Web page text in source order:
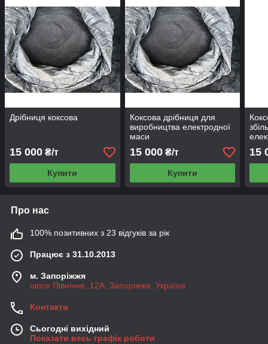
Дрібниця коксова
15 000 ₴/т
Купити
Коксова дрібниця для
виробництва електродної
маси
15 000₴/т
Купити
15
Про нас
100% позитивних з 23 відгуків за рік
Працює з 31.10.2013
м. Запоріжжя
шосе Північне, 12А, Запоріжжя, Україна
Контакти
Сьогодні вихідний
Показати весь графік роботи